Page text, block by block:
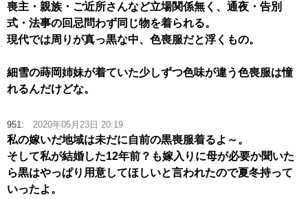
喪主・親族・ご近所さんなど立場関係無く、通夜・告別
式・法事の回忌問わず同じ物を着られる。
現代では周りが真っ黒な中、色喪服だと浮くもの。
細雪の蒔岡姉妹が着ていた少しずつ色味が違う色喪服は憧
れるんだけどな。
951: 2020年05月23日 20:19
私の嫁いだ地域は未だに自前の黒喪服着るよ～。
そして私が結婚した12年前？も嫁入りに母が必要か聞いた
ら黒はやっぱり用意してほしいと言われたので夏冬持って
いったよ。